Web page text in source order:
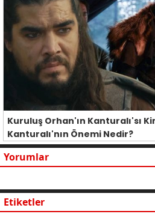
Kuruluş Orhan'ın Kanturalı'sı
Kanturalı'nın Önemi Nedir?
Yorumlar
Etiketler